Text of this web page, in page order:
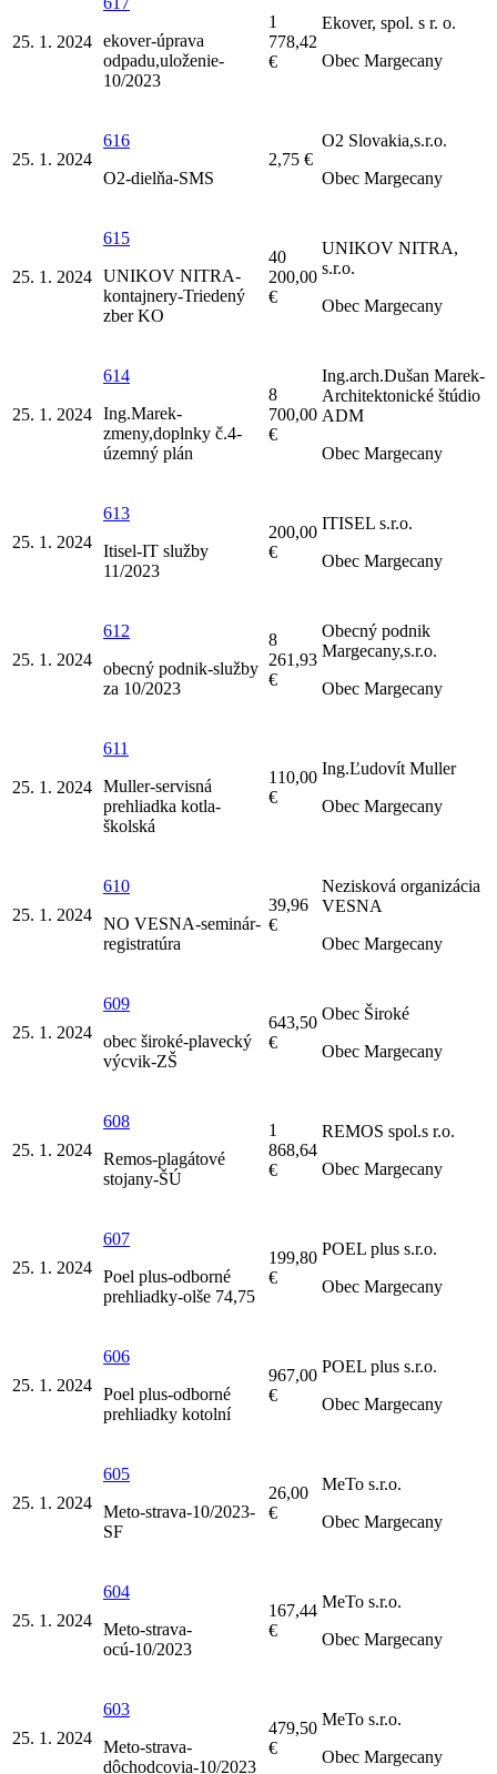
25. 1. 2024 ekover-úprava
odpadu,uloženie-
10/2023
1
778,42
€
Ekover, spol. s r. o.
Obec Margecany
25. 1. 2024
616
O2-dielňa-SMS
2,75 €
O2 Slovakia,s.r.o.
Obec Margecany
25. 1. 2024
615
UNIKOV NITRA-
kontajnery-Triedený
zber KO
40
200,00
€
UNIKOV NITRA,
s.r.o.
Obec Margecany
25. 1. 2024
614
Ing.Marek-
zmeny,doplnky č.4-
územný plán
8
700,00
€
Ing.arch.Dušan Marek-
Architektonické štúdio
ADM
Obec Margecany
25. 1. 2024
613
Itisel-IT služby
11/2023
200,00
€
ITISEL s.r.o.
Obec Margecany
25. 1. 2024
612
obecný podnik-služby
za 10/2023
8
261,93
€
Obecný podnik
Margecany,s.r.o.
Obec Margecany
25. 1. 2024
611
Muller-servisná
prehliadka kotla-
školská
110,00
€
Ing.Ľudovít Muller
Obec Margecany
25. 1. 2024
610
NO VESNA-seminár-
registratúra
39,96
€
Nezisková organizácia
VESNA
Obec Margecany
25. 1. 2024
609
obec široké-plavecký
výcvik-ZŠ
643,50
€
Obec Široké
Obec Margecany
25. 1. 2024
608
Remos-plagátové
stojany-ŠÚ
1
868,64
€
REMOS spol.s r.o.
Obec Margecany
25. 1. 2024
607
Poel plus-odborné
prehliadky-olše 74,75
199,80
€
POEL plus s.r.o.
Obec Margecany
25. 1. 2024
606
Poel plus-odborné
prehliadky kotolní
967,00
€
POEL plus s.r.o.
Obec Margecany
25. 1. 2024
605
Meto-strava-10/2023-
SF
26,00
€
MeTo s.r.o.
Obec Margecany
25. 1. 2024
604
Meto-strava-
ocú-10/2023
167,44
€
MeTo s.r.o.
Obec Margecany
25. 1. 2024
603
Meto-strava-
dôchodcovia-10/2023
479,50
€
MeTo s.r.o.
Obec Margecany